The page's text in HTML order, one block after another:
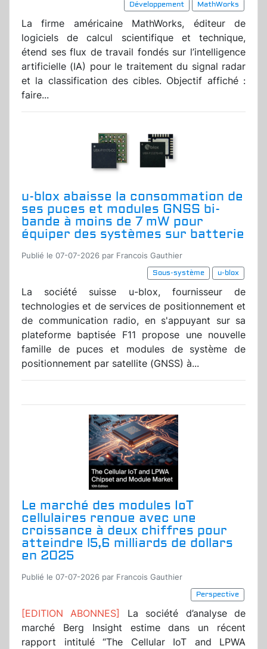
Développement MathWorks
La firme américaine MathWorks, éditeur de
logiciels de calcul scientifique et technique,
étend ses flux de travail fondés sur l’intelligence
artificielle (IA) pour le traitement du signal radar
et la classification des cibles. Objectif affiché :
faire...
u-blox abaisse la consommation de
ses puces et modules GNSS bi-
bande à moins de 7 mW pour
équiper des systèmes sur batterie
Publié le 07-07-2026 par Francois Gauthier
Sous-système
u-blox
La société suisse u-blox, fournisseur de
technologies et de services de positionnement et
de communication radio, en s'appuyant sur sa
plateforme baptisée F11 propose une nouvelle
famille de puces et modules de système de
positionnement par satellite (GNSS) à...
Le marché des modules IoT
cellulaires renoue avec une
croissance à deux chiffres pour
atteindre l5,6 milliards de dollars
en 2025
Publié le 07-07-2026 par Francois Gauthier
Perspective
[EDITION ABONNES] La société d’analyse de
marché Berg Insight estime dans un récent
rapport intitulé “The Cellular IoT and LPWA